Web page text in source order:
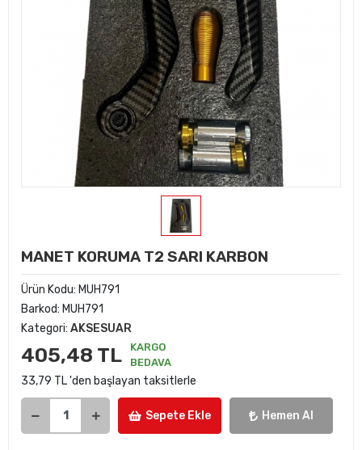
MANET KORUMA T2 SARI KARBON
Ürün Kodu: MUH791
Barkod: MUH791
Kategori: AKSESUAR
405,48 TL
KARGO
BEDAVA
33,79 TL 'den başlayan taksitlerle
Sepete Ekle Hemen Al